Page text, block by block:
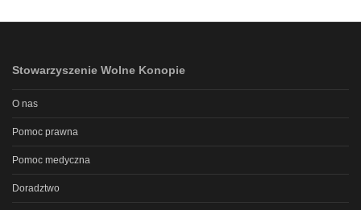
Stowarzyszenie Wolne Konopie
O nas
Pomoc prawna
Pomoc medyczna
Doradztwo